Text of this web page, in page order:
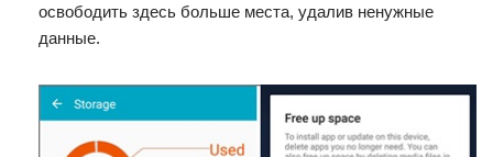
освободить здесь больше места, удалив ненужные
данные.